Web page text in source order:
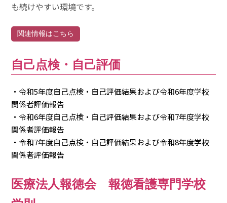
も続けやすい環境です。
関連情報はこちら
自己点検・自己評価
・令和5年度自己点検・自己評価結果および令和6年度学校
関係者評価報告
・令和6年度自己点検・自己評価結果および令和7年度学校
関係者評価報告
・令和7年度自己点検・自己評価結果および令和8年度学校
関係者評価報告
医療法人報徳会 報徳看護専門学校